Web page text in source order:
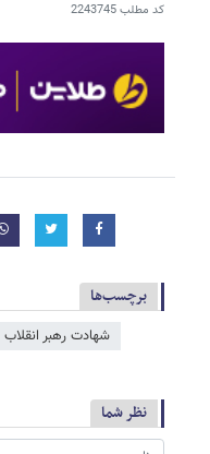
کد مطلب2243745
برچسب‌ها
شهادت رهبر انقلاب
نظر شما